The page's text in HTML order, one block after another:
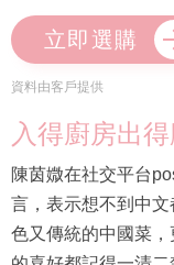
立即選購
資料由客戶提供
入得廚房出
陳茵媺在社交平台
言，表示想不到中
色又傳統的中國菜